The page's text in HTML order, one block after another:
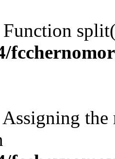
Function
Assigning the